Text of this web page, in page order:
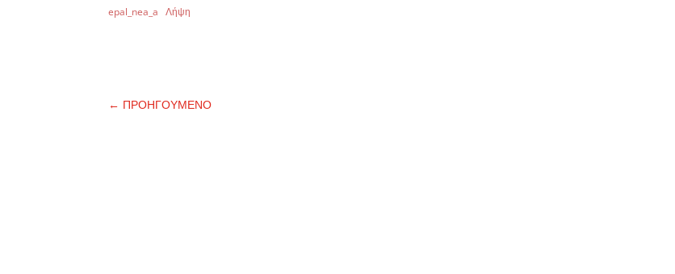
epal_nea_a Λήψη
← ΠΡΟΗΓΟΥΜΕΝΟ